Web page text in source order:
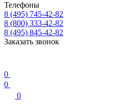
Телефоны
8 (495) 745-42-82
8 (800) 333-42-82
8 (495) 845-42-82
Заказать звонок
0
0
0